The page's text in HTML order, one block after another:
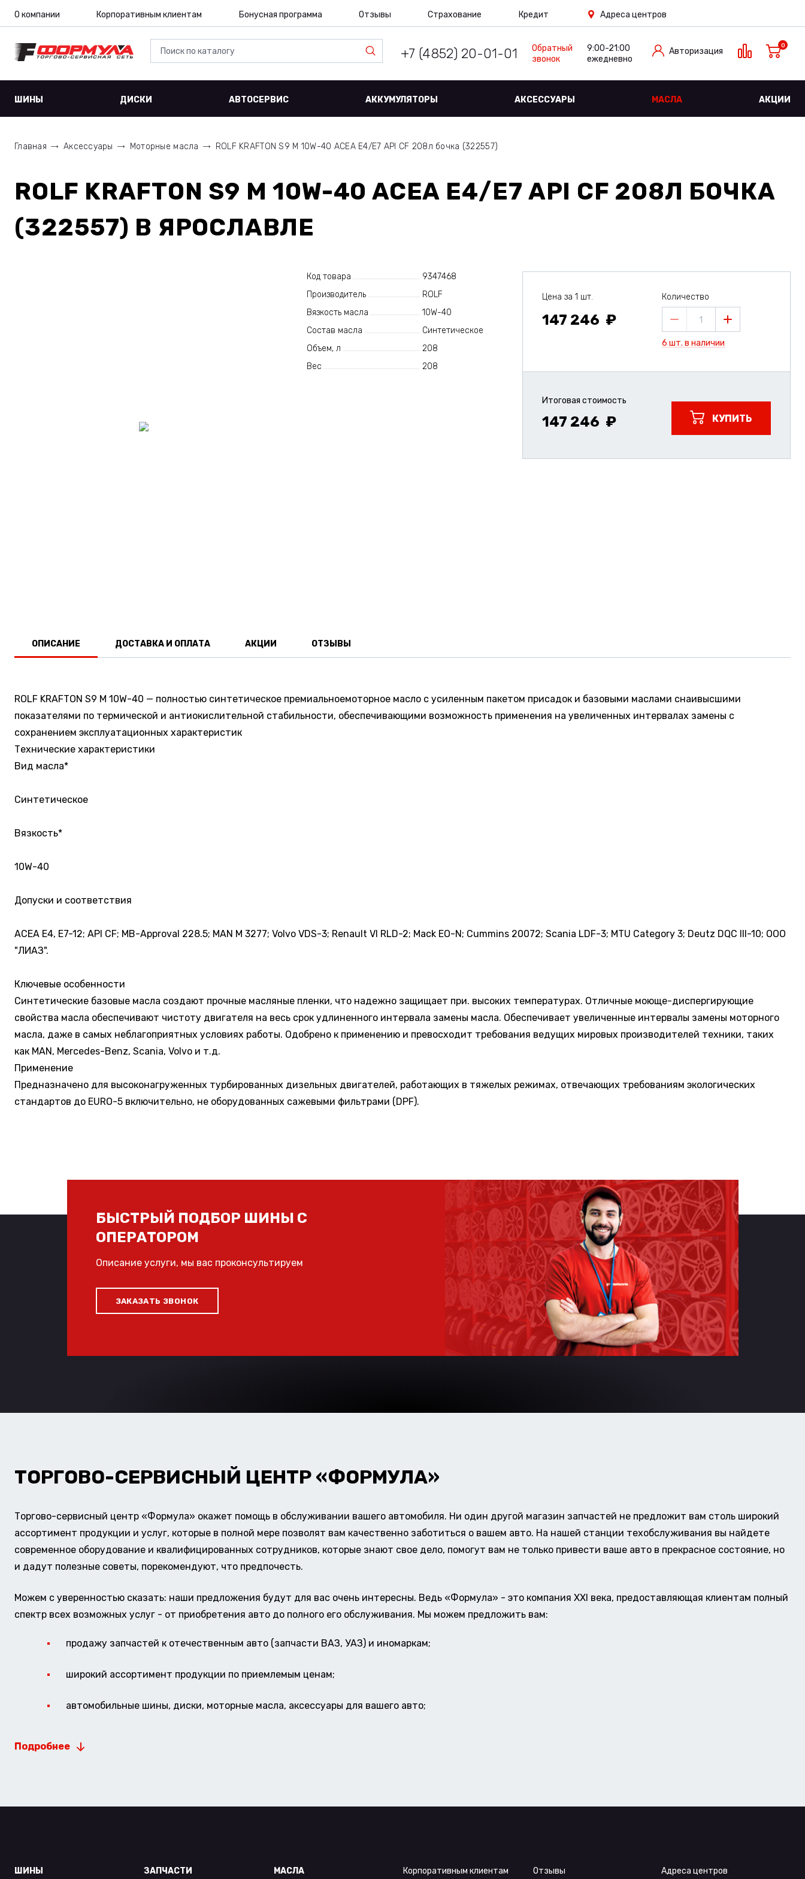
О компании Корпоративным клиентам Бонусная программа Отзывы Страхование Кредит Адреса центров
+7 (4852) 20-01-01
Обратный
звонок
9:00-21:00
ежедневно
Авторизация
0
ШИНЫ ДИСКИ АВТОСЕРВИС АККУМУЛЯТОРЫ АКСЕССУАРЫ МАСЛА АКЦИИ
Главная Аксессуары Моторные масла ROLF KRAFTON S9 M 10W-40 ACEA E4/E7 API CF 208л бочка (322557)
ROLF KRAFTON S9 M 10W-40 ACEA E4/E7 API CF 208Л БОЧКА
(322557) В ЯРОСЛАВЛЕ
Код товара
9347468
Производитель
ROLF
Вязкость масла
10W-40
Состав масла
Синтетическое
Объем, л
208
Вес
208
Цена за 1 шт.
147 246
Количество
1
6 шт. в наличии
Итоговая стоимость
147 246 КУПИТЬ
ОПИСАНИЕ ДОСТАВКА И ОПЛАТА АКЦИИ ОТЗЫВЫ
ROLF KRAFTON S9 M 10W-40 — полностью синтетическое премиальноемоторное масло с усиленным пакетом присадок и базовыми маслами снаивысшими
показателями по термической и антиокислительной стабильности, обеспечивающими возможность применения на увеличенных интервалах замены с
сохранением эксплуатационных характеристик
Технические характеристики
Вид масла*
Синтетическое
Вязкость*
10W-40
Допуски и соответствия
ACEA E4, E7-12; API CF; MB-Approval 228.5; MAN M 3277; Volvo VDS-3; Renault VI RLD-2; Mack EO-N; Cummins 20072; Scania LDF-3; MTU Category 3; Deutz DQC III-10; ООО
"ЛИАЗ".
Ключевые особенности
Синтетические базовые масла создают прочные масляные пленки, что надежно защищает при. высоких температурах. Отличные моюще-диспергирующие
свойства масла обеспечивают чистоту двигателя на весь срок удлиненного интервала замены масла. Обеспечивает увеличенные интервалы замены моторного
масла, даже в самых неблагоприятных условиях работы. Одобрено к применению и превосходит требования ведущих мировых производителей техники, таких
как MAN, Mercedes-Benz, Scania, Volvo и т.д.
Применение
Предназначено для высоконагруженных турбированных дизельных двигателей, работающих в тяжелых режимах, отвечающих требованиям экологических
стандартов до EURO-5 включительно, не оборудованных сажевыми фильтрами (DPF).
БЫСТРЫЙ ПОДБОР ШИНЫ С
ОПЕРАТОРОМ
Описание услуги, мы вас проконсультируем
ЗАКАЗАТЬ ЗВОНОК
ТОРГОВО-СЕРВИСНЫЙ ЦЕНТР «ФОРМУЛА»
Торгово-сервисный центр «Формула» окажет помощь в обслуживании вашего автомобиля. Ни один другой магазин запчастей не предложит вам столь широкий
ассортимент продукции и услуг, которые в полной мере позволят вам качественно заботиться о вашем авто. На нашей станции техобслуживания вы найдете
современное оборудование и квалифицированных сотрудников, которые знают свое дело, помогут вам не только привести ваше авто в прекрасное состояние, но
и дадут полезные советы, порекомендуют, что предпочесть.
Можем с уверенностью сказать: наши предложения будут для вас очень интересны. Ведь «Формула» - это компания XXI века, предоставляющая клиентам полный
спектр всех возможных услуг - от приобретения авто до полного его обслуживания. Мы можем предложить вам:
продажу запчастей к отечественным авто (запчасти ВАЗ, УАЗ) и иномаркам;
широкий ассортимент продукции по приемлемым ценам;
автомобильные шины, диски, моторные масла, аксессуары для вашего авто;
Подробнее
ШИНЫ ЗАПЧАСТИ МАСЛА Корпоративным клиентам Отзывы Адреса центров